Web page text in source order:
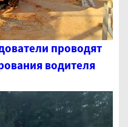
проводят
водителя